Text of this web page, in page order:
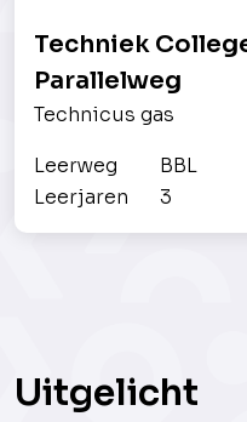
Techniek
Parallelweg
Technicus gas
Leerweg
BBL
Leerjaren
3
Uitgelicht